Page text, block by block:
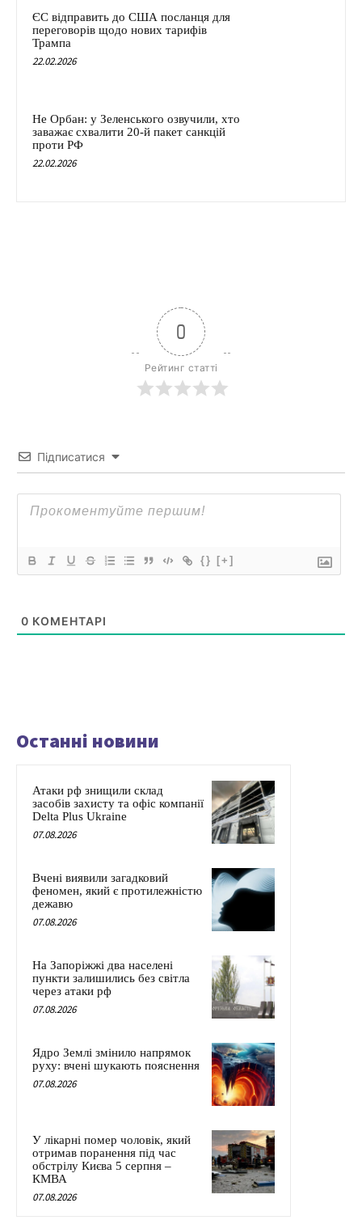
ЄС відправить до США посланця для
переговорів щодо нових тарифів
Трампа
22.02.2026
Не Орбан: у Зеленського озвучили, хто
заважає схвалити 20-й пакет санкцій
проти РФ
22.02.2026
0
Рейтинг статті
Підписатися
{} [+]
0 КОМЕНТАРІ
Останні новини
Атаки рф знищили склад
засобів захисту та офіс компанії
Delta Plus Ukraine
07.08.2026
Вчені виявили загадковий
феномен, який є протилежністю
дежавю
07.08.2026
На Запоріжжі два населені
пункти залишились без світла
через атаки рф
07.08.2026
Ядро Землі змінило напрямок
руху: вчені шукають пояснення
07.08.2026
У лікарні помер чоловік, який
отримав поранення під час
обстрілу Києва 5 серпня –
КМВА
07.08.2026